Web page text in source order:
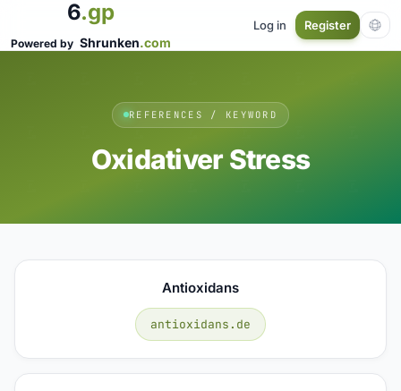
6.gp
Powered by Shrunken.com
Log in Register
REFERENCES / KEYWORD
Oxidativer Stress
Antioxidans
antioxidans.de